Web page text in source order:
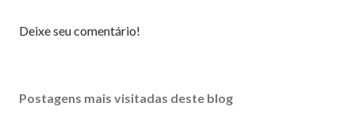
P
a
Deixe seu comentário!
Postagens mais visitadas deste blog